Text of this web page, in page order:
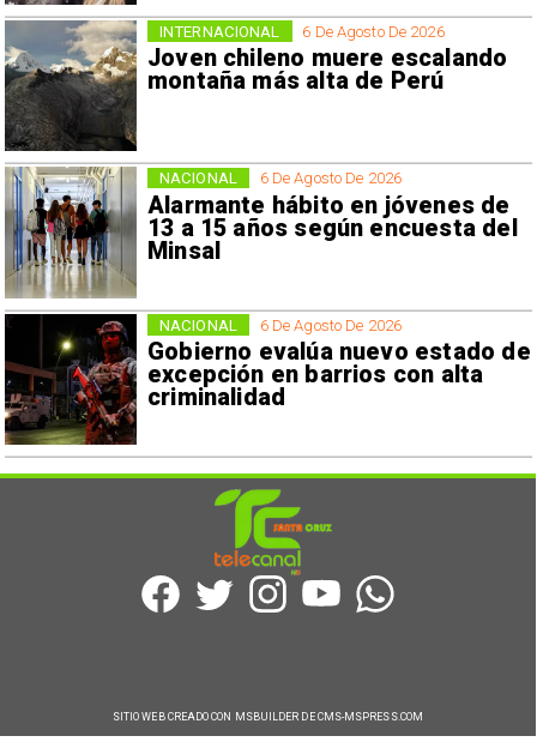
6 De Agosto De 2026
Joven chileno muere escalando
montaña más alta de Perú
INTERNACIONAL
6 De Agosto De 2026
Alarmante hábito en jóvenes de
13 a 15 años según encuesta del
Minsal
NACIONAL
6 De Agosto De 2026
Gobierno evalúa nuevo estado de
excepción en barrios con alta
criminalidad
NACIONAL
SITIO WEB CREADO CON MSBUILDER DE CMS-MSPRESS.COM